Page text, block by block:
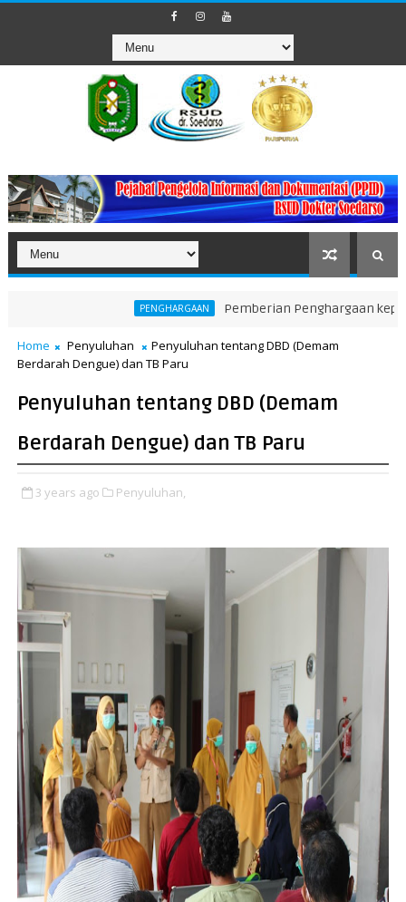
PENGHARGAAN Pemberian Penghargaan kepada Unit
Home Penyuluhan
Penyuluhan tentang DBD (Demam
Berdarah Dengue) dan TB Paru
Penyuluhan tentang DBD (Demam
Berdarah Dengue) dan TB Paru
3 years ago Penyuluhan,